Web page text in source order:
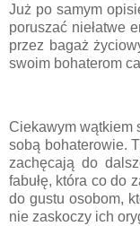
Już po samym
poruszać niełatwe
przez bagaż
swoim bohaterom
Ciekawym wątkiem
sobą bohaterowie.
zachęcają do
fabułę, która co do
do gustu osobom,
nie zaskoczy ich